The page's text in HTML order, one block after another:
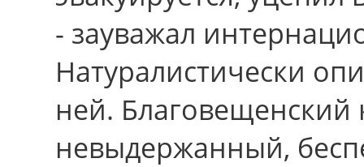
- зауважал
Натуралистически
ней. Благовещенский
невыдержанный,